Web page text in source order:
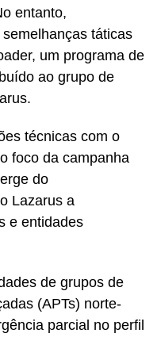
entanto,
táticas
um programa de
ao grupo de
técnicas com o
foco da campanha
do
Lazarus a
e entidades
de grupos de
(APTs) norte-
parcial no perfil